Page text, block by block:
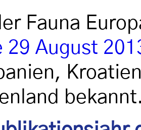
Fauna
29 August